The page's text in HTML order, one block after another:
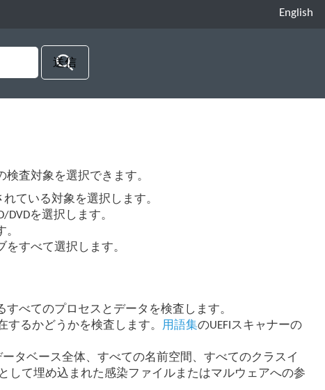
English
査対象を選択できます。
ている対象を選択します。
を選択します。
すべて選択します。
べてのプロセスとデータを検査します。
するかどうかを検査します。 用語集のUEFIスキャナーの
ータベース全体、すべての名前空間、すべてのクラスイ
して埋め込まれた感染ファイルまたはマルウェアへの参